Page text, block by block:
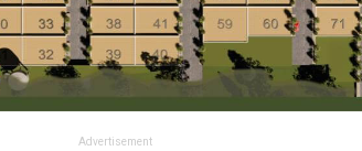
Advertisement